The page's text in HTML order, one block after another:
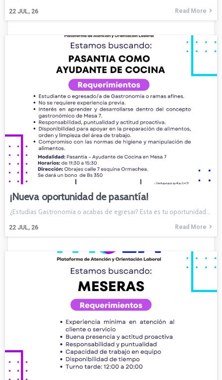
22 JUL, 26 Read More
¡Nueva oportunidad de pasantía!
22 JUL, 26
¿Estudias Gastronomía o acabas de egresar? Esta es tu oportunidad…
Read More